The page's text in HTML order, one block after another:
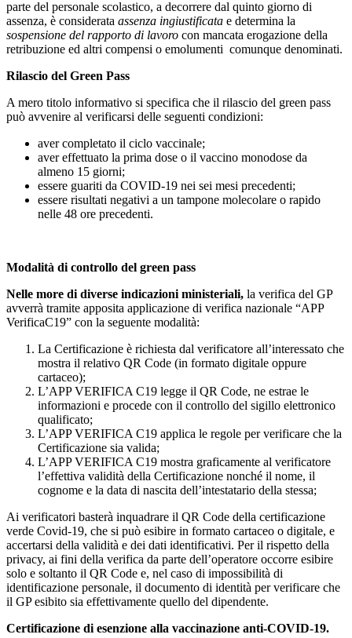
parte del personale scolastico, a decorrere dal quinto giorno di
assenza, è considerata assenza ingiustificata e determina la
sospensione del rapporto di lavoro con mancata erogazione della
retribuzione ed altri compensi o emolumenti comunque denominati.
Rilascio del Green Pass
A mero titolo informativo si specifica che il rilascio del green pass
può avvenire al verificarsi delle seguenti condizioni:
aver completato il ciclo vaccinale;
aver effettuato la prima dose o il vaccino monodose da
almeno 15 giorni;
essere guariti da COVID-19 nei sei mesi precedenti;
essere risultati negativi a un tampone molecolare o rapido
nelle 48 ore precedenti.
Modalità di controllo del green pass
Nelle more di diverse indicazioni ministeriali, la verifica del GP
avverrà tramite apposita applicazione di verifica nazionale “APP
VerificaC19” con la seguente modalità:
La Certificazione è richiesta dal verificatore all’interessato che
mostra il relativo QR Code (in formato digitale oppure
cartaceo);
L’APP VERIFICA C19 legge il QR Code, ne estrae le
informazioni e procede con il controllo del sigillo elettronico
qualificato;
L’APP VERIFICA C19 applica le regole per verificare che la
Certificazione sia valida;
L’APP VERIFICA C19 mostra graficamente al verificatore
l’effettiva validità della Certificazione nonché il nome, il
cognome e la data di nascita dell’intestatario della stessa;
Ai verificatori basterà inquadrare il QR Code della certificazione
verde Covid-19, che si può esibire in formato cartaceo o digitale, e
accertarsi della validità e dei dati identificativi. Per il rispetto della
privacy, ai fini della verifica da parte dell’operatore occorre esibire
solo e soltanto il QR Code e, nel caso di impossibilità di
identificazione personale, il documento di identità per verificare che
il GP esibito sia effettivamente quello del dipendente.
Certificazione di esenzione alla vaccinazione anti-COVID-19.